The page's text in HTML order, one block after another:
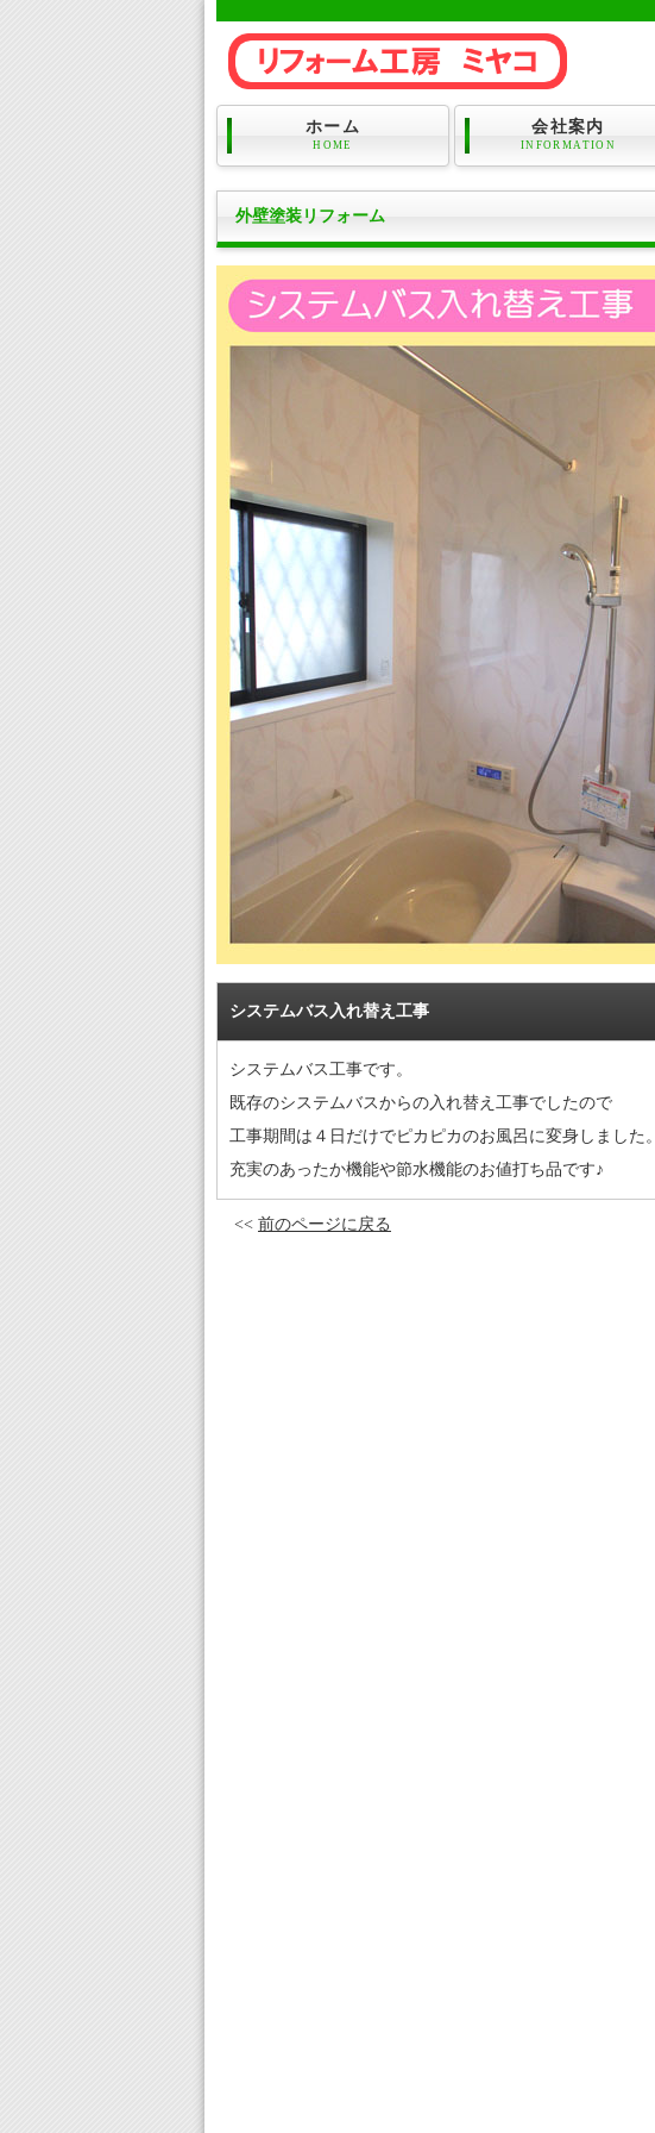
ホーム
HOME
会社案内
INFORMATION
外壁塗装リフォーム
システムバス入れ替え工事
システムバス工事です。
既存のシステムバスからの入れ替え工事でしたので
工事期間は４日だけでピカピカのお風呂に変身しました。
充実のあったか機能や節水機能のお値打ち品です♪
<< 前のページに戻る